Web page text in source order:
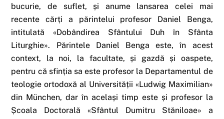
bucurie, de suflet, și anume lansarea celei mai
recente cărți a părintelui profesor Daniel Benga,
intitulată «Dobândirea Sfântului Duh în Sfânta
Liturghie». Părintele Daniel Benga este, în acest
context, la noi, la facultate, și gazdă și oaspete,
pentru că sfinția sa este profesor la Departamentul de
teologie ortodoxă al Universității «Ludwig Maximilian»
din München, dar în același timp este și profesor la
Școala Doctorală «Sfântul Dumitru Stăniloae» a